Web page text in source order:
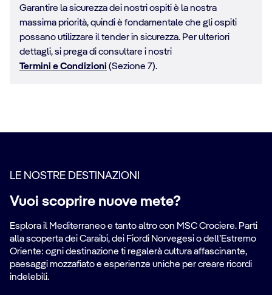
Garantire la sicurezza dei nostri ospiti è la nostra
massima priorità, quindi è fondamentale che gli ospiti
possano utilizzare il tender in sicurezza. Per ulteriori
dettagli, si prega di consultare i nostri
Termini e Condizioni (Sezione 7).
LE NOSTRE DESTINAZIONI
Vuoi scoprire nuove mete?
Esplora il Mediterraneo e tanto altro con MSC Crociere. Parti
alla scoperta dei Caraibi, dei Fiordi Norvegesi o dell’Estremo
Oriente: ogni destinazione ti regalerà cultura affascinante,
paesaggi mozzafiato e esperienze uniche per creare ricordi
indelebili.